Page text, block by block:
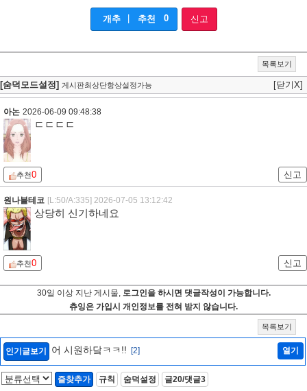
개추 추천 0 신고
목록보기
[숨덕모드설정] 게시판최상단항상설정가능 [닫기X]
아논 2026-06-09 09:48:38
ㄷㄷㄷㄷ
추천0 신고
원나블테코 [L:50/A:335] 2026-07-05 13:12:42
상당히 신기하네요
추천0 신고
30일 이상 지난 게시물, 로그인을 하시면 댓글작성이 가능합니다.
츄잉은 가입시 개인정보를 전혀 받지 않습니다.
목록보기
인기글보기 어 시원하닼ㅋㅋ!! [2] 열기
즐찾추가 규칙 숨덕설정 글20/댓글3